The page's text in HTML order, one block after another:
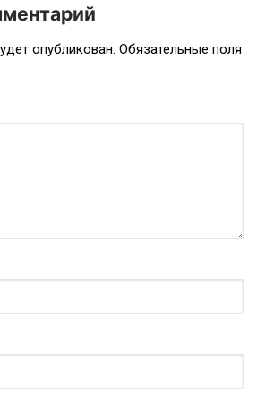
опубликован. Обязательные поля